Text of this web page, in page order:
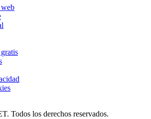
Todos los derechos reservados.